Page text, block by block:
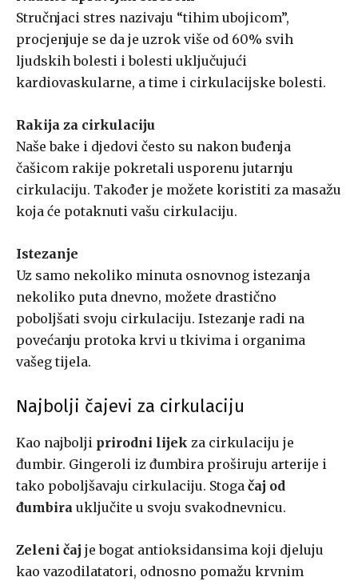
Stručnjaci stres nazivaju “tihim ubojicom”,
procjenjuje se da je uzrok više od 60% svih
ljudskih bolesti i bolesti uključujući
kardiovaskularne, a time i cirkulacijske bolesti.
Rakija za cirkulaciju
Naše bake i djedovi često su nakon buđenja
čašicom rakije pokretali usporenu jutarnju
cirkulaciju. Također je možete koristiti za masažu
koja će potaknuti vašu cirkulaciju.
Istezanje
Uz samo nekoliko minuta osnovnog istezanja
nekoliko puta dnevno, možete drastično
poboljšati svoju cirkulaciju. Istezanje radi na
povećanju protoka krvi u tkivima i organima
vašeg tijela.
Najbolji čajevi za cirkulaciju
Kao najbolji prirodni lijek za cirkulaciju je
đumbir. Gingeroli iz đumbira proširuju arterije i
tako poboljšavaju cirkulaciju. Stoga čaj od
đumbira uključite u svoju svakodnevnicu.
Zeleni čaj je bogat antioksidansima koji djeluju
kao vazodilatatori, odnosno pomažu krvnim